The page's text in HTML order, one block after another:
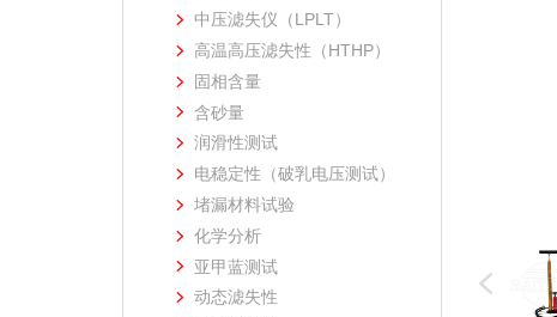
中压滤失仪（LPLT）
高温高压滤失性（HTHP）
固相含量
含砂量
润滑性测试
电稳定性（破乳电压测试）
堵漏材料试验
化学分析
亚甲蓝测试
动态滤失性